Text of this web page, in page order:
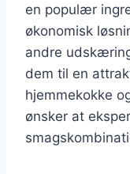
en populær
økonomisk
andre
dem til en
hjemmekokke
ønsker at